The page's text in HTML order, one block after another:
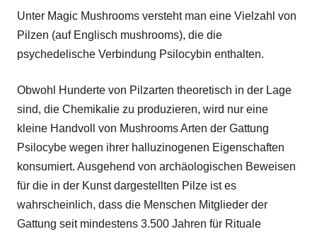
Unter Magic Mushrooms versteht man eine Vielzahl von
Pilzen (auf Englisch mushrooms), die die
psychedelische Verbindung Psilocybin enthalten.
Obwohl Hunderte von Pilzarten theoretisch in der Lage
sind, die Chemikalie zu produzieren, wird nur eine
kleine Handvoll von Mushrooms Arten der Gattung
Psilocybe wegen ihrer halluzinogenen Eigenschaften
konsumiert. Ausgehend von archäologischen Beweisen
für die in der Kunst dargestellten Pilze ist es
wahrscheinlich, dass die Menschen Mitglieder der
Gattung seit mindestens 3.500 Jahren für Rituale